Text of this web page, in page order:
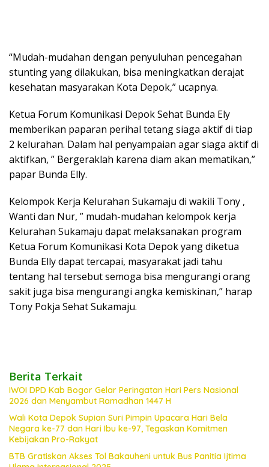
“Mudah-mudahan dengan penyuluhan pencegahan
stunting yang dilakukan, bisa meningkatkan derajat
kesehatan masyarakan Kota Depok,” ucapnya.
Ketua Forum Komunikasi Depok Sehat Bunda Ely
memberikan paparan perihal tetang siaga aktif di tiap
2 kelurahan. Dalam hal penyampaian agar siaga aktif di
aktifkan, ” Bergeraklah karena diam akan mematikan,”
papar Bunda Elly.
Kelompok Kerja Kelurahan Sukamaju di wakili Tony ,
Wanti dan Nur, ” mudah-mudahan kelompok kerja
Kelurahan Sukamaju dapat melaksanakan program
Ketua Forum Komunikasi Kota Depok yang diketua
Bunda Elly dapat tercapai, masyarakat jadi tahu
tentang hal tersebut semoga bisa mengurangi orang
sakit juga bisa mengurangi angka kemiskinan,” harap
Tony Pokja Sehat Sukamaju.
Berita Terkait
IWOI DPD Kab Bogor Gelar Peringatan Hari Pers Nasional
2026 dan Menyambut Ramadhan 1447 H
Wali Kota Depok Supian Suri Pimpin Upacara Hari Bela
Negara ke-77 dan Hari Ibu ke-97, Tegaskan Komitmen
Kebijakan Pro-Rakyat
BTB Gratiskan Akses Tol Bakauheni untuk Bus Panitia Ijtima